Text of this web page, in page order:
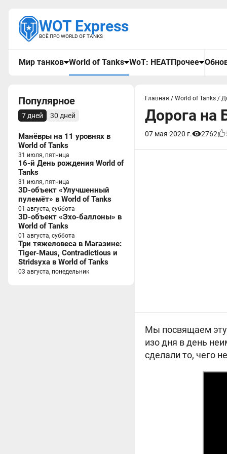
WOT Express
ВСЁ ПРО WORLD OF TANKS
Мир танков World of Tanks WoT: HEATПрочее
Популярное
7 дней 30 дней
Манёвры на 11 уровнях в
World of Tanks
31 июля, пятница
16-й День рождения World of
Tanks
31 июля, пятница
3D-объект «Улучшенный
пулемёт» в World of Tanks
01 августа, суббота
3D-объект «Эхо-баллоны» в
World of Tanks
01 августа, суббота
Три тяжеловеса в Магазине:
Tiger-Maus, Contradictious и
Stridsyxa в World of Tanks
03 августа, понедельник
Главная / World of Tanks /
Дорога на
07 мая 2020 г. 2762
Мы посвящаем эту
изо дня в день
сделали то, чего